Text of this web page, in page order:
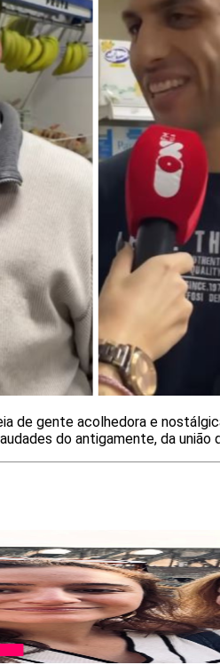
de gente acolhedora e
do antigamente, da união